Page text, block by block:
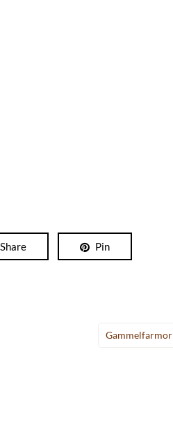
Share Pin
Gammelfarmor